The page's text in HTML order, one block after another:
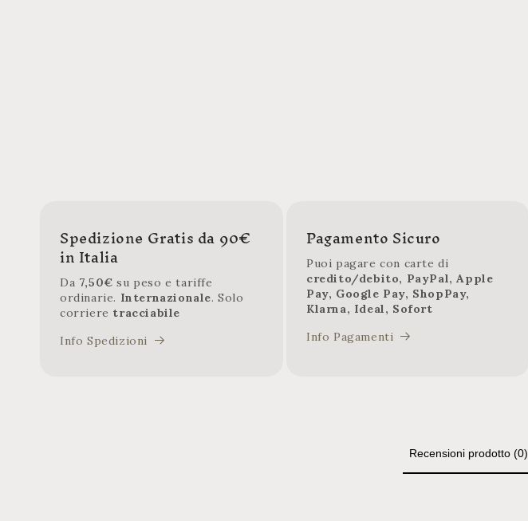
Spedizione Gratis da 90€
in Italia
Da 7,50€su peso e tariffe
ordinarie. Internazionale. Solo
corriere tracciabile
Info Spedizioni
Pagamento Sicuro
Puoi pagare con carte di
credito/debito, PayPal, Apple
Pay, Google Pay, ShopPay,
Klarna, Ideal, Sofort
Info Pagamenti
Recensioni prodotto (0)